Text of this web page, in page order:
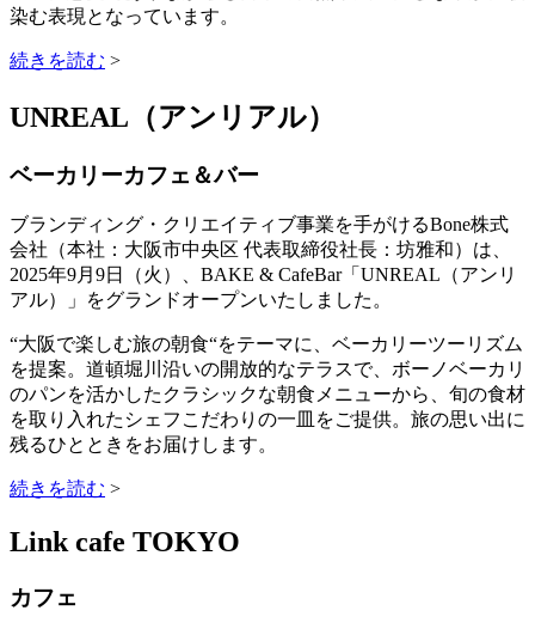
染む表現となっています。
続きを読む >
UNREAL（アンリアル）
ベーカリーカフェ＆バー
ブランディング・クリエイティブ事業を手がけるBone株式
会社（本社：大阪市中央区 代表取締役社長：坊雅和）は、
2025年9月9日（火）、BAKE & CafeBar「UNREAL（アンリ
アル）」をグランドオープンいたしました。
“大阪で楽しむ旅の朝食“をテーマに、ベーカリーツーリズム
を提案。道頓堀川沿いの開放的なテラスで、ボーノベーカリ
のパンを活かしたクラシックな朝食メニューから、旬の食材
を取り入れたシェフこだわりの一皿をご提供。旅の思い出に
残るひとときをお届けします。
続きを読む >
Link cafe TOKYO
カフェ